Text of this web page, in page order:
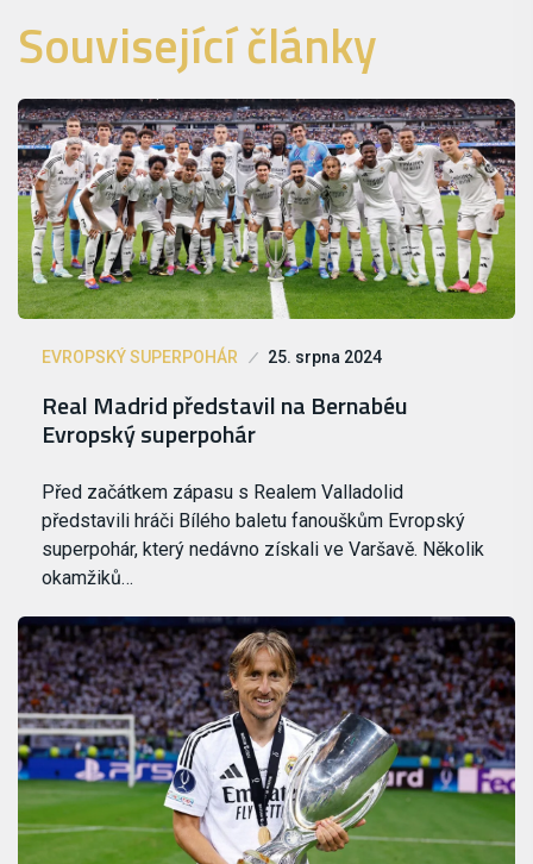
Související články
EVROPSKÝ SUPERPOHÁR 25. srpna 2024
Real Madrid představil na Bernabéu
Evropský superpohár
Před začátkem zápasu s Realem Valladolid
představili hráči Bílého baletu fanouškům Evropský
superpohár, který nedávno získali ve Varšavě. Několik
okamžiků…